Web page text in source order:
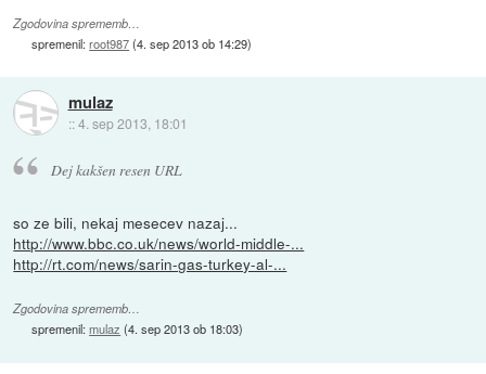
Zgodovina sprememb…
spremenil:root987(4. sep 2013 ob 14:29)
mulaz
::4. sep 2013, 18:01
Dej kakšen resen URL
so ze bili, nekaj mesecev nazaj...
http://www.bbc.co.uk/news/world-middle-...
http://rt.com/news/sarin-gas-turkey-al-...
Zgodovina sprememb…
spremenil:mulaz (4. sep 2013 ob 18:03)